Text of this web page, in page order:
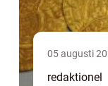
05 augusti
redaktionel